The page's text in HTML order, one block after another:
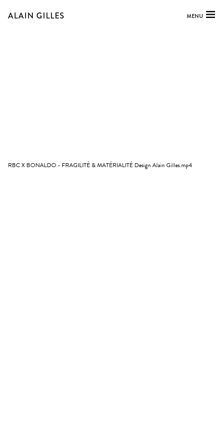
ALAIN GILLES MENU
RBC X BONALDO - FRAGILITÉ & MATÉRIALITÉ Design Alain Gilles.mp4